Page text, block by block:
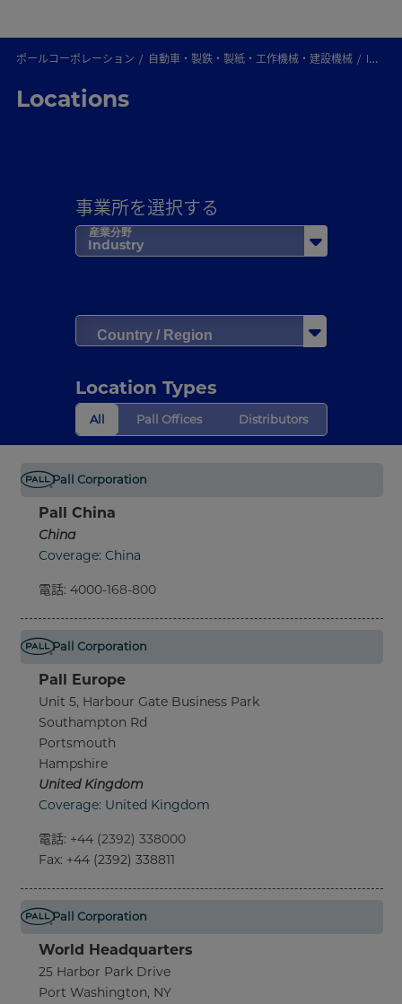
ポールコーポレーション 自動車・製鉄・製紙・工作機械・建設機械 locations
Locations
事業所を選択する
産業分野
Industry
Location Types
All Pall Offices Distributors
Pall Corporation
Pall China
China
Coverage: China
電話: 4000-168-800
Pall Corporation
Pall Europe
Unit 5, Harbour Gate Business Park
Southampton Rd
Portsmouth
Hampshire
United Kingdom
Coverage: United Kingdom
電話: +44 (2392) 338000
Fax: +44 (2392) 338811
Pall Corporation
World Headquarters
25 Harbor Park Drive
Port Washington, NY